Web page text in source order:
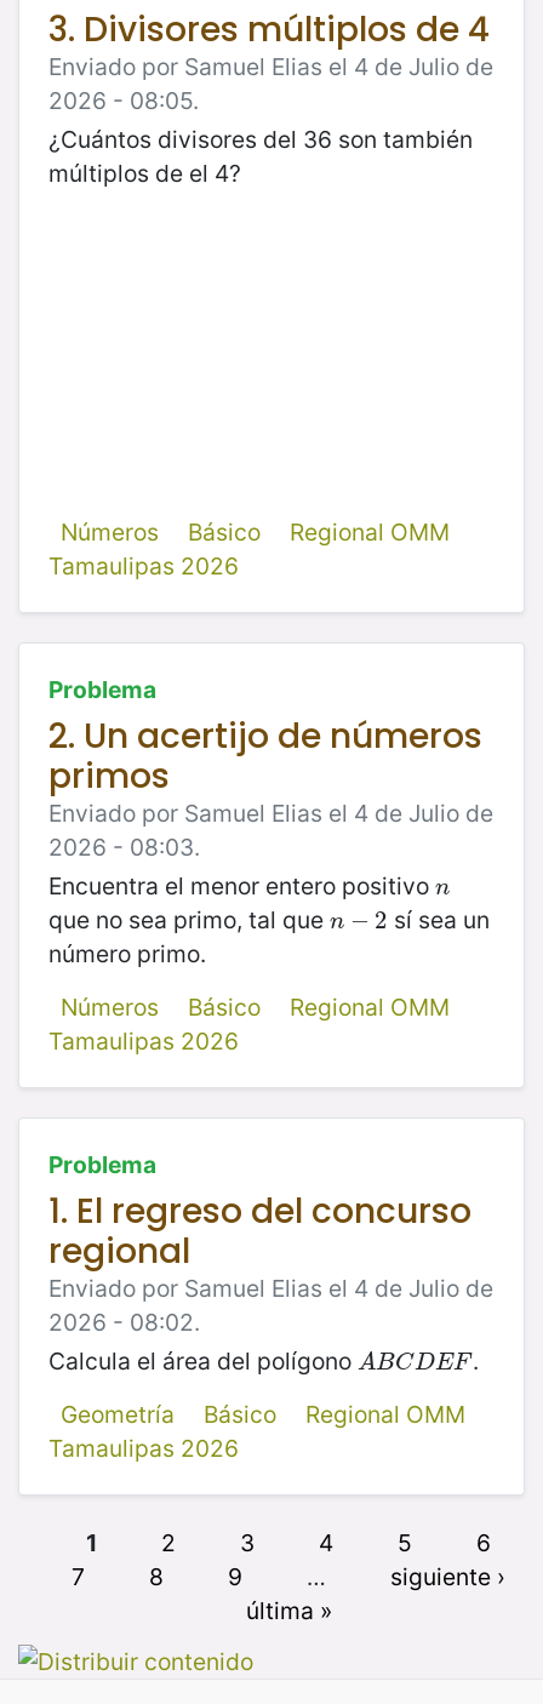
3. Divisores múltiplos de 4
Enviado por Samuel Elias el 4 de Julio de
2026 - 08:05.
¿Cuántos divisores del 36 son también
múltiplos de el 4?
Números Básico
Regional OMM
Tamaulipas 2026
Problema
2. Un acertijo de números
primos
Enviado por Samuel Elias el 4 de Julio de
2026 - 08:03.
Encuentra el menor entero positivo n
n
que no sea primo, tal que n − 2
n−2
sí sea un
número primo.
Números
Básico
Regional OMM
Tamaulipas 2026
Problema
1. El regreso del concurso
regional
Enviado por Samuel Elias el 4 de Julio de
2026 - 08:02.
Calcula el área del polígono ABCDEF
ABCDEF
.
Geometría
Básico
Regional OMM
Tamaulipas 2026
1 2 3 4 5
6
7
8 9 …
siguiente ›
última »